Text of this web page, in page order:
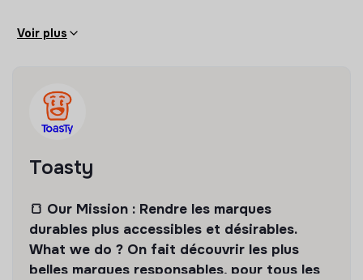
Voir plus
Toasty
🍞 Our Mission : Rendre les marques
durables plus accessibles et désirables.
What we do ? On fait découvrir les plus
belles marques responsables, pour tous les